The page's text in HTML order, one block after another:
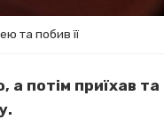
та побив її
потім приїхав та